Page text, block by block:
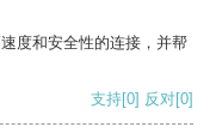
度和安全性的连接，并帮
支持[0] 反对[0]